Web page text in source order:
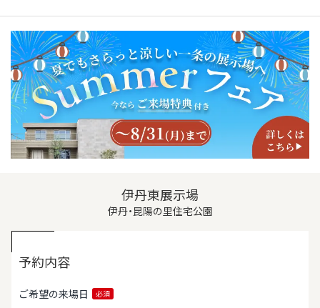
伊丹東展示場
伊丹・昆陽の里住宅公園
予約内容
ご希望の来場日 必須